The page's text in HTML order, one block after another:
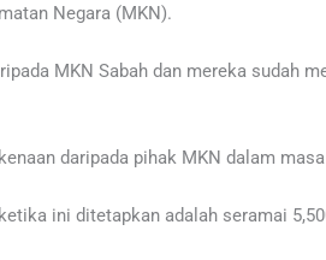
Negara (MKN).
MKN Sabah dan mereka sudah
daripada pihak MKN dalam
ini ditetapkan adalah seramai